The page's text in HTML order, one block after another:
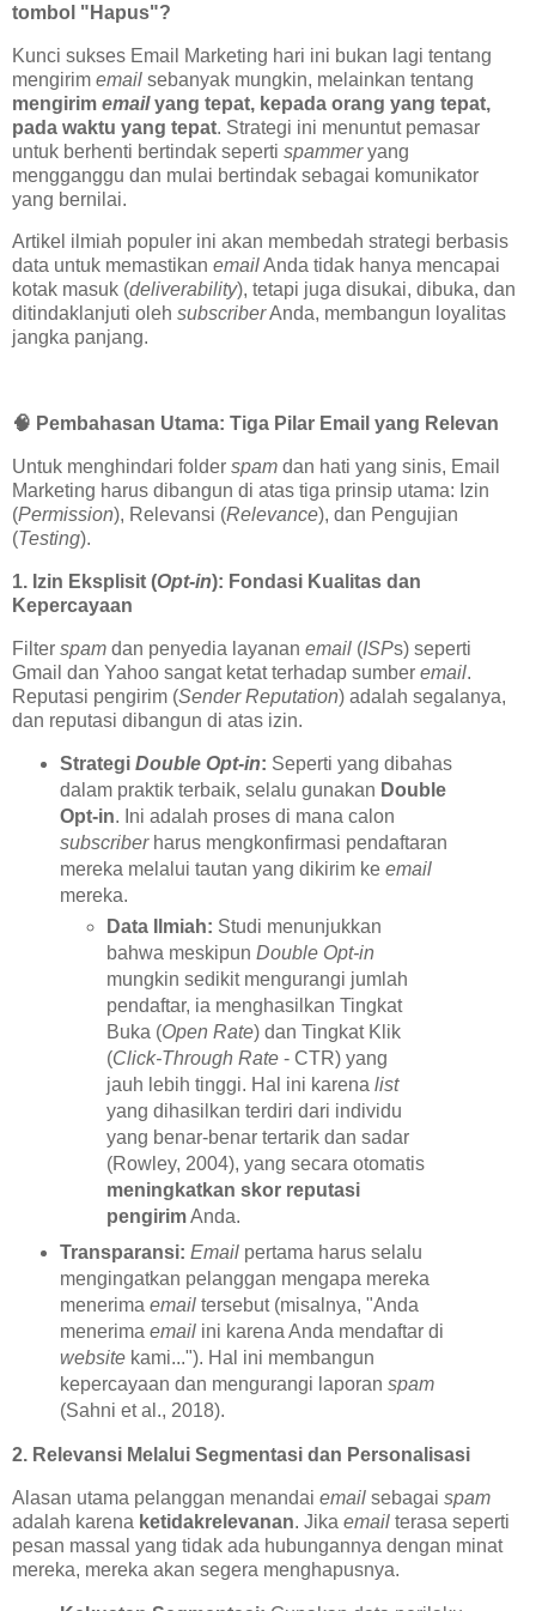
tombol "Hapus"?
Kunci sukses Email Marketing hari ini bukan lagi tentang
mengirim email sebanyak mungkin, melainkan tentang
mengirim emailyang tepat, kepada orang yang tepat,
pada waktu yang tepat. Strategi ini menuntut pemasar
untuk berhenti bertindak seperti spammeryang
mengganggu dan mulai bertindak sebagai komunikator
yang bernilai.
Artikel ilmiah populer ini akan membedah strategi berbasis
data untuk memastikan emailAnda tidak hanya mencapai
kotak masuk (deliverability), tetapi juga disukai, dibuka, dan
ditindaklanjuti oleh subscriberAnda, membangun loyalitas
jangka panjang.
🧠 Pembahasan Utama: Tiga Pilar Email yang Relevan
Untuk menghindari folder spam dan hati yang sinis, Email
Marketing harus dibangun di atas tiga prinsip utama: Izin
(Permission), Relevansi (Relevance), dan Pengujian
(Testing).
1. Izin Eksplisit (Opt-in): Fondasi Kualitas dan
Kepercayaan
Filter spam dan penyedia layanan email (ISPs) seperti
Gmail dan Yahoo sangat ketat terhadap sumber email.
Reputasi pengirim (Sender Reputation) adalah segalanya,
dan reputasi dibangun di atas izin.
Strategi Double Opt-in: Seperti yang dibahas
dalam praktik terbaik, selalu gunakan Double
Opt-in. Ini adalah proses di mana calon
subscriberharus mengkonfirmasi pendaftaran
mereka melalui tautan yang dikirim ke email
mereka.
Data Ilmiah: Studi menunjukkan
bahwa meskipunDouble Opt-in
mungkin sedikit mengurangi jumlah
pendaftar, ia menghasilkan Tingkat
Buka (Open Rate) dan Tingkat Klik
(Click-Through Rate - CTR) yang
jauh lebih tinggi. Hal ini karenalist
yang dihasilkan terdiri dari individu
yang benar-benar tertarik dan sadar
(Rowley, 2004), yang secara otomatis
meningkatkan skor reputasi
pengirimAnda.
Transparansi: Emailpertama harus selalu
mengingatkan pelanggan mengapa mereka
menerima emailtersebut (misalnya, "Anda
menerima emailini karena Anda mendaftar di
websitekami..."). Hal ini membangun
kepercayaan dan mengurangi laporan spam
(Sahni et al., 2018).
2. Relevansi Melalui Segmentasi dan Personalisasi
Alasan utama pelanggan menandai email sebagai spam
adalah karena ketidakrelevanan. Jika email terasa seperti
pesan massal yang tidak ada hubungannya dengan minat
mereka, mereka akan segera menghapusnya.